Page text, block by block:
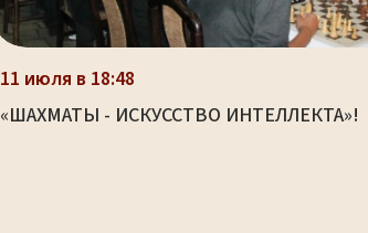
11 июля в 18:48
«ШАХМАТЫ - ИСКУССТВО ИНТЕЛЛЕКТА»!